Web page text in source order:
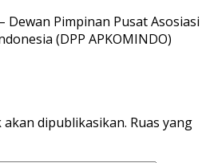
Dewan Pimpinan Pusat Asosiasi
(DPP APKOMINDO)
akan dipublikasikan. Ruas yang